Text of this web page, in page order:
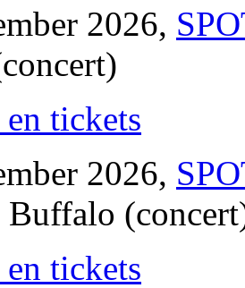
2026,
tickets
2026,
tickets